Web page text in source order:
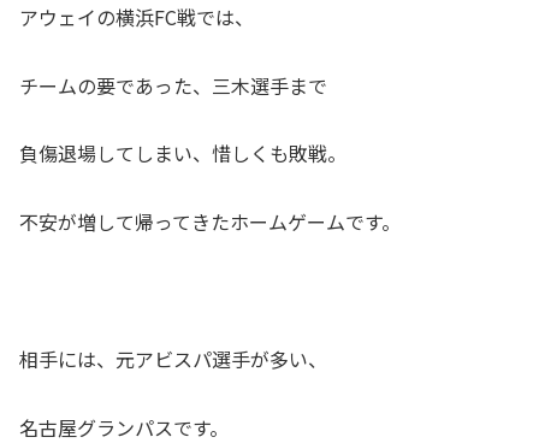
アウェイの横浜FC戦では、
チームの要であった、三木選手まで
負傷退場してしまい、惜しくも敗戦。
不安が増して帰ってきたホームゲームです。
相手には、元アビスパ選手が多い、
名古屋グランパスです。